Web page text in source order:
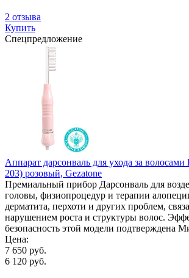
2 отзыва
Купить
Спецпредложение
Аппарат дарсонваль для ухода за
203) розовый, Gezatone
Премиальный прибор Дарсонваль для
головы, физиопроцедур и терапии
дерматита, перхоти и других проблем,
нарушением роста и структуры волос.
безопасность этой модели подтверждена
Цена:
7 650 руб.
6 120 руб.